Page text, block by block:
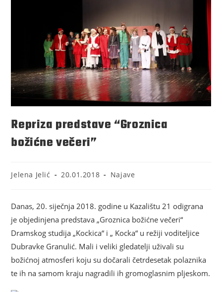
Repriza predstave “Groznica
božićne večeri”
Jelena Jelić 20.01.2018 Najave
Danas, 20. siječnja 2018. godine u Kazalištu 21 odigrana
je objedinjena predstava „Groznica božićne večeri“
Dramskog studija „Kockica“ i „ Kocka“ u režiji voditeljice
Dubravke Granulić. Mali i veliki gledatelji uživali su
božićnoj atmosferi koju su dočarali četrdesetak polaznika
te ih na samom kraju nagradili ih gromoglasnim pljeskom.